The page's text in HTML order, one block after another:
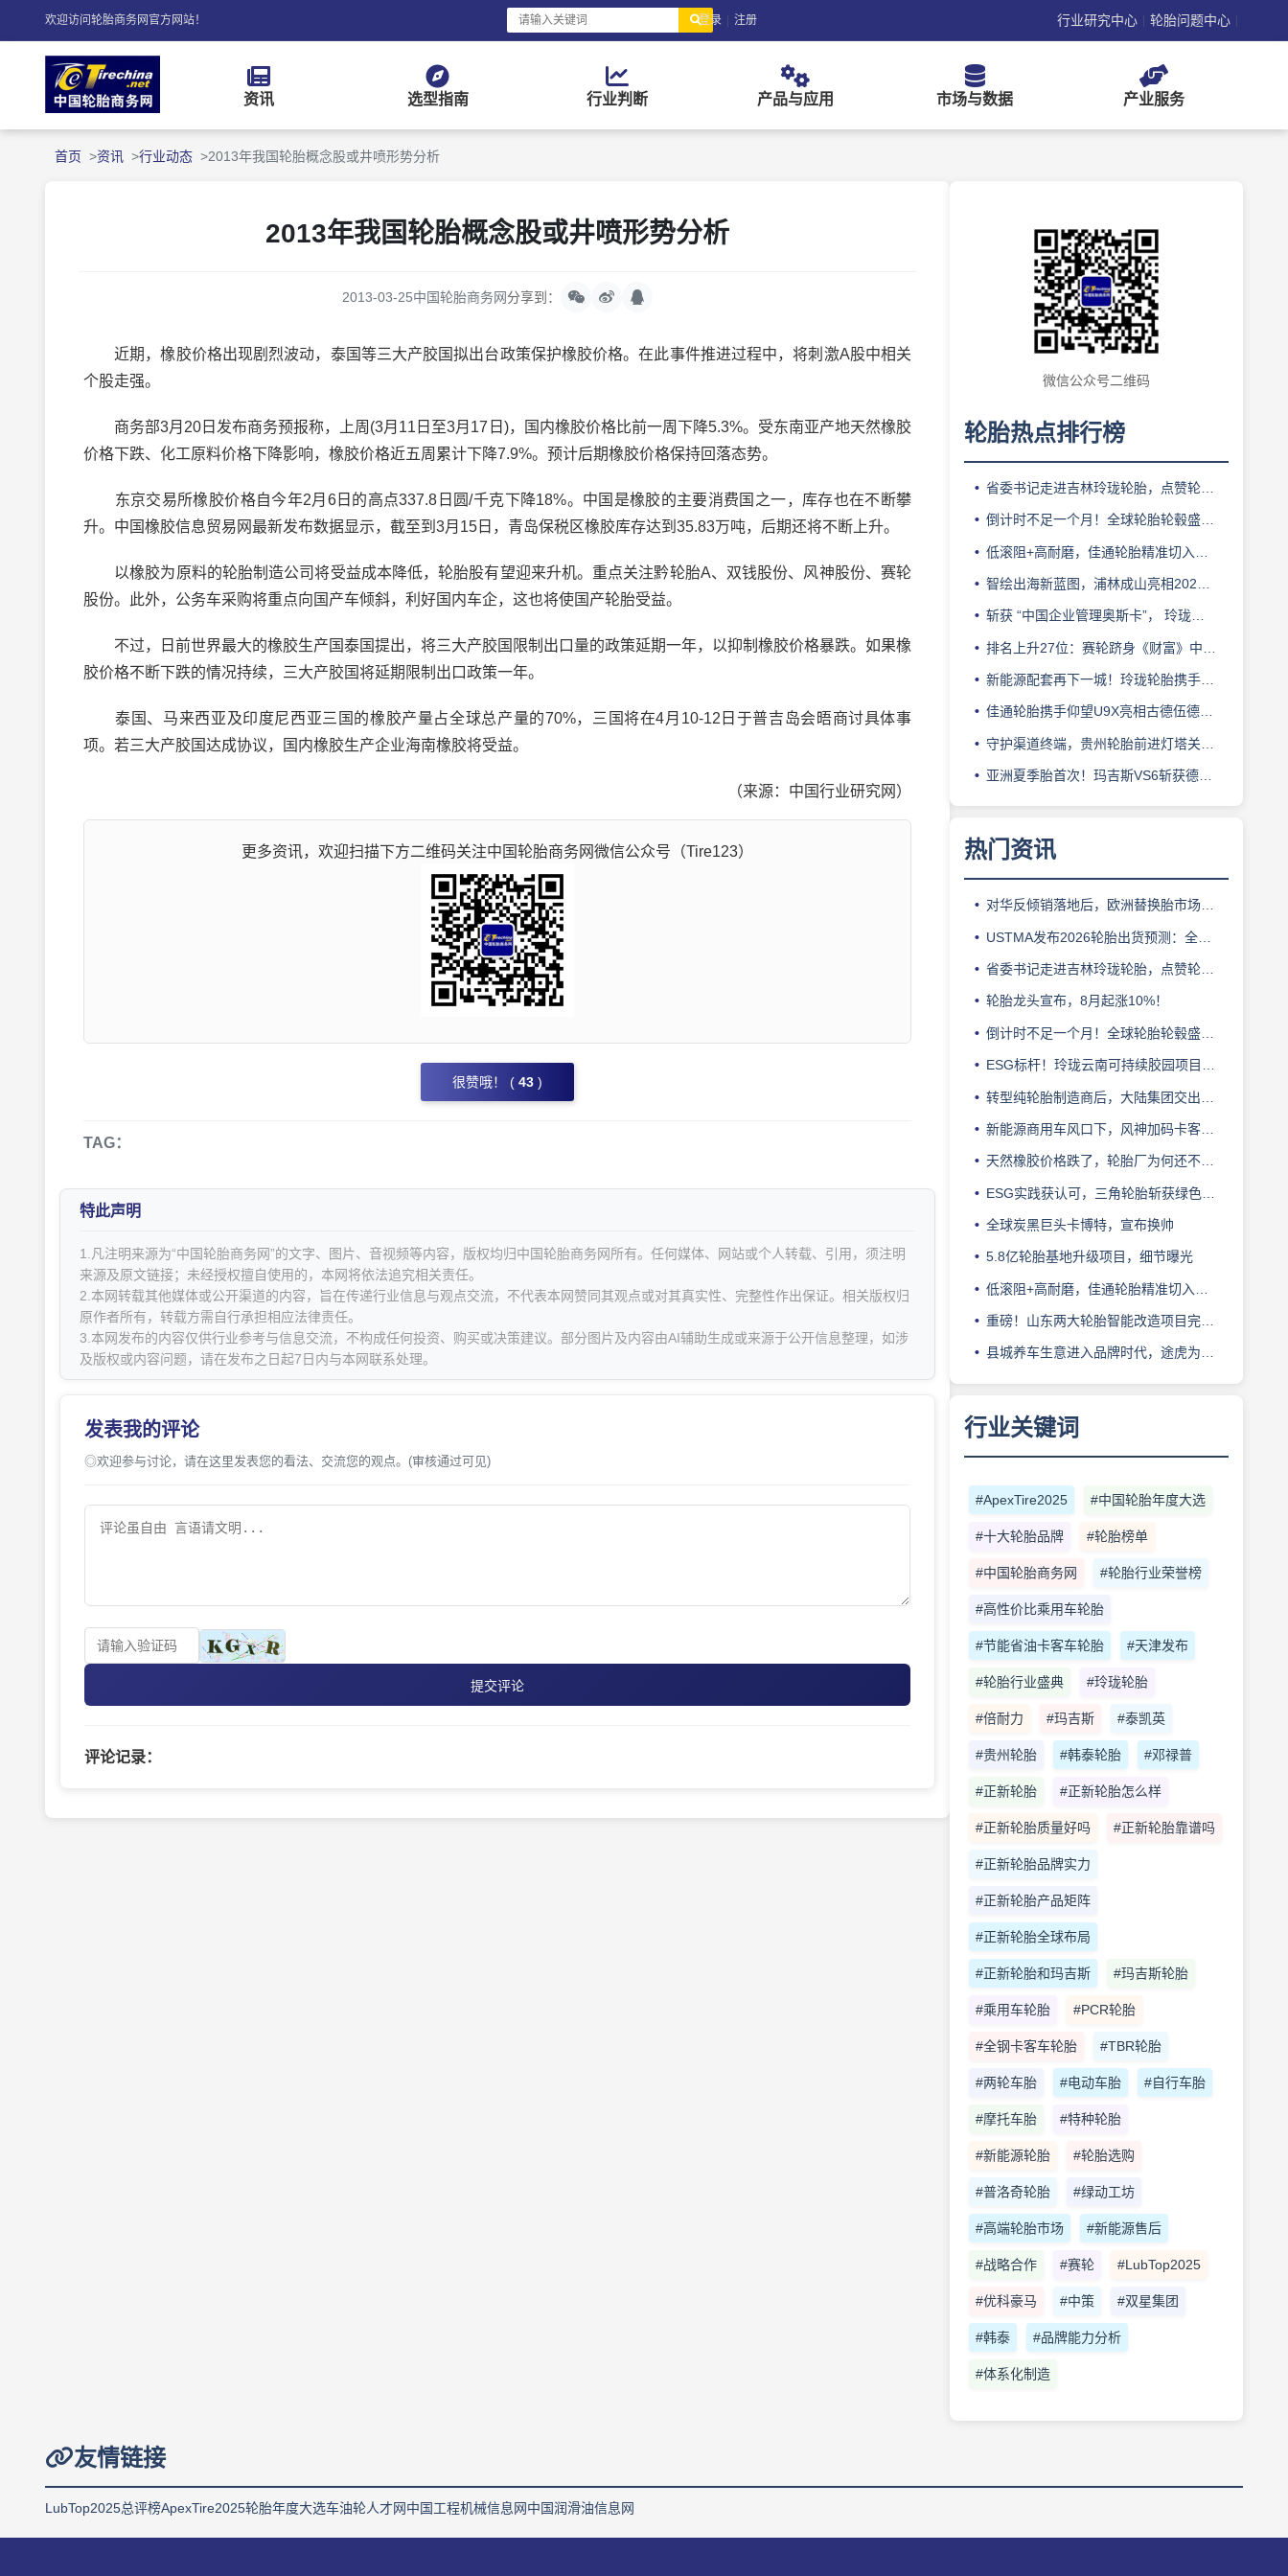
欢迎访问轮胎商务网官方网站！ 登录 | 注册 行业研究中心 | 轮胎问题中心 |
资讯 选型指南 行业判断 产品与应用 市场与数据 产业服务
首页 资讯 行业动态 2013年我国轮胎概念股或井喷形势分析
2013年我国轮胎概念股或井喷形势分析
2013-03-25中国轮胎商务网分享到：
近期，橡胶价格出现剧烈波动，泰国等三大产胶国拟出台政策保护橡胶价格。在此事件推进过程中，将刺激A股中相关
个股走强。
商务部3月20日发布商务预报称，上周(3月11日至3月17日)，国内橡胶价格比前一周下降5.3%。受东南亚产地天然橡胶
价格下跌、化工原料价格下降影响，橡胶价格近五周累计下降7.9%。预计后期橡胶价格保持回落态势。
东京交易所橡胶价格自今年2月6日的高点337.8日圆/千克下降18%。中国是橡胶的主要消费国之一，库存也在不断攀
升。中国橡胶信息贸易网最新发布数据显示，截至到3月15日，青岛保税区橡胶库存达到35.83万吨，后期还将不断上升。
以橡胶为原料的轮胎制造公司将受益成本降低，轮胎股有望迎来升机。重点关注黔轮胎A、双钱股份、风神股份、赛轮
股份。此外，公务车采购将重点向国产车倾斜，利好国内车企，这也将使国产轮胎受益。
不过，日前世界最大的橡胶生产国泰国提出，将三大产胶国限制出口量的政策延期一年，以抑制橡胶价格暴跌。如果橡
胶价格不断下跌的情况持续，三大产胶国将延期限制出口政策一年。
泰国、马来西亚及印度尼西亚三国的橡胶产量占全球总产量的70%，三国将在4月10-12日于普吉岛会晤商讨具体事
项。若三大产胶国达成协议，国内橡胶生产企业海南橡胶将受益。
（来源：中国行业研究网）
更多资讯，欢迎扫描下方二维码关注中国轮胎商务网微信公众号（Tire123）
很赞哦！ ( 43 )
TAG：
特此声明
1.凡注明来源为“中国轮胎商务网”的文字、图片、音视频等内容，版权均归中国轮胎商务网所有。任何媒体、网站或个人转载、引用，须注明
来源及原文链接；未经授权擅自使用的，本网将依法追究相关责任。
2.本网转载其他媒体或公开渠道的内容，旨在传递行业信息与观点交流，不代表本网赞同其观点或对其真实性、完整性作出保证。相关版权归
原作者所有，转载方需自行承担相应法律责任。
3.本网发布的内容仅供行业参考与信息交流，不构成任何投资、购买或决策建议。部分图片及内容由AI辅助生成或来源于公开信息整理，如涉
及版权或内容问题，请在发布之日起7日内与本网联系处理。
发表我的评论
◎欢迎参与讨论，请在这里发表您的看法、交流您的观点。(审核通过可见)
提交评论
评论记录：
微信公众号二维码
轮胎热点排行榜
省委书记走进吉林玲珑轮胎，点赞轮胎智造标杆
倒计时不足一个月！全球轮胎轮毂盛会即将登陆上海！
低滚阻+高耐磨，佳通轮胎精准切入新能源轻卡赛道
智绘出海新蓝图，浦林成山亮相2026泰中合作博览会
斩获 “中国企业管理奥斯卡”， 玲珑轮胎蝉联 BMC 大奖
排名上升27位：赛轮跻身《财富》中国500强背后的增长逻辑
新能源配套再下一城！玲珑轮胎携手小鹏L03全球上市
佳通轮胎携手仰望U9X亮相古德伍德，以轮胎科技挑战性能边界
守护渠道终端，贵州轮胎前进灯塔关爱基金驰援长春受灾门店
亚洲夏季胎首次！玛吉斯VS6斩获德国TÜV SÜD高阶认证
热门资讯
对华反倾销落地后，欧洲替换胎市场迎来拐点
USTMA发布2026轮胎出货预测：全年3.303 亿条
省委书记走进吉林玲珑轮胎，点赞轮胎智造标杆
轮胎龙头宣布，8月起涨10%！
倒计时不足一个月！全球轮胎轮毂盛会即将登陆上海！
ESG标杆！玲珑云南可持续胶园项目获评最佳实践
转型纯轮胎制造商后，大陆集团交出亮眼业绩
新能源商用车风口下，风神加码卡客车胎产能
天然橡胶价格跌了，轮胎厂为何还不敢“松口气”？
ESG实践获认可，三角轮胎斩获绿色发展典范企业奖
全球炭黑巨头卡博特，宣布换帅
5.8亿轮胎基地升级项目，细节曝光
低滚阻+高耐磨，佳通轮胎精准切入新能源轻卡赛道
重磅！山东两大轮胎智能改造项目完成备案
县城养车生意进入品牌时代，途虎为何此时加码“万镇万店”？
行业关键词
#ApexTire2025 #中国轮胎年度大选
#十大轮胎品牌 #轮胎榜单
#中国轮胎商务网 #轮胎行业荣誉榜
#高性价比乘用车轮胎
#节能省油卡客车轮胎 #天津发布
#轮胎行业盛典 #玲珑轮胎
#倍耐力 #玛吉斯 #泰凯英
#贵州轮胎 #韩泰轮胎 #邓禄普
#正新轮胎 #正新轮胎怎么样
#正新轮胎质量好吗 #正新轮胎靠谱吗
#正新轮胎品牌实力
#正新轮胎产品矩阵
#正新轮胎全球布局
#正新轮胎和玛吉斯 #玛吉斯轮胎
#乘用车轮胎 #PCR轮胎
#全钢卡客车轮胎 #TBR轮胎
#两轮车胎 #电动车胎 #自行车胎
#摩托车胎 #特种轮胎
#新能源轮胎 #轮胎选购
#普洛奇轮胎 #绿动工坊
#高端轮胎市场 #新能源售后
#战略合作 #赛轮 #LubTop2025
#优科豪马 #中策 #双星集团
#韩泰 #品牌能力分析
#体系化制造
友情链接
LubTop2025总评榜ApexTire2025轮胎年度大选车油轮人才网中国工程机械信息网中国润滑油信息网